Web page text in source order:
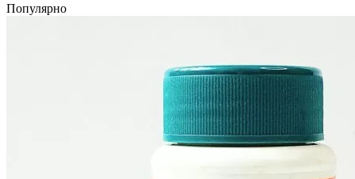
Популярно